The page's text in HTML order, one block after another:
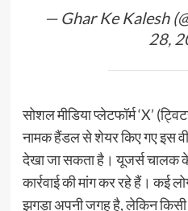
— Ghar Ke Kalesh
28,
सोशल मीडिया प्लेटफॉर्म ‘X’
नामक हैंडल से शेयर किए गए इस
देखा जा सकता है। यूजर्स चालक
कार्रवाई की मांग कर रहे हैं। कई
झगड़ा अपनी जगह है, लेकिन